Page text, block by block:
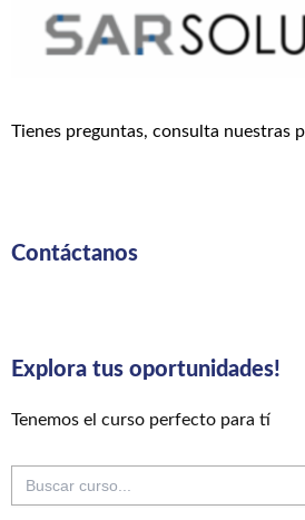
Tienes preguntas, consulta nuestras
Contáctanos
Explora tus oportunidades!
Tenemos el curso perfecto para tí
Buscar: